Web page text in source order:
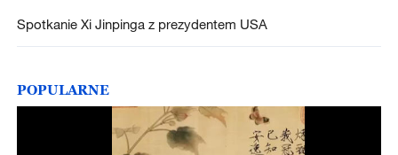
Spotkanie Xi Jinpinga z prezydentem USA
POPULARNE